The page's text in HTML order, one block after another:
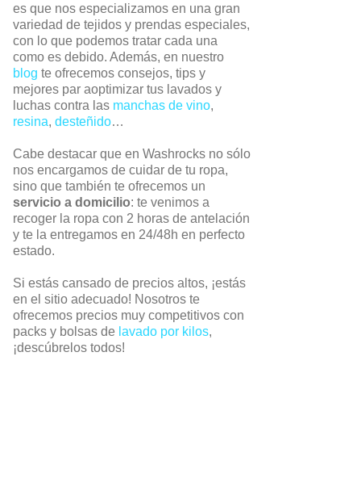
es que nos especializamos en una gran
variedad de tejidos y prendas especiales,
con lo que podemos tratar cada una
como es debido. Además, en nuestro
blog te ofrecemos consejos, tips y
mejores par aoptimizar tus lavados y
luchas contra las manchas de vino,
resina, desteñido…
Cabe destacar que en Washrocks no sólo
nos encargamos de cuidar de tu ropa,
sino que también te ofrecemos un
servicio a domicilio: te venimos a
recoger la ropa con 2 horas de antelación
y te la entregamos en 24/48h en perfecto
estado.
Si estás cansado de precios altos, ¡estás
en el sitio adecuado! Nosotros te
ofrecemos precios muy competitivos con
packs y bolsas de lavado por kilos,
¡descúbrelos todos!